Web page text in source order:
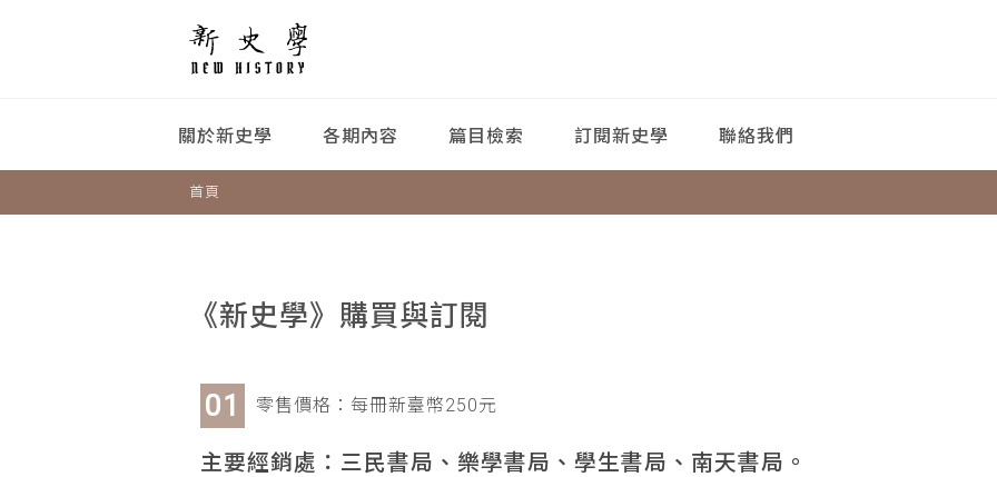
關於新史學 各期內容 篇目檢索 訂閱新史學 聯絡我們
首頁
《新史學》購買與訂閱
零售價格：每冊新臺幣250元
主要經銷處：三民書局、樂學書局、學生書局、南天書局。